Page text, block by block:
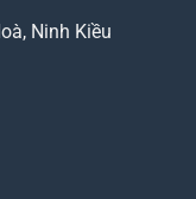
Ninh Kiều